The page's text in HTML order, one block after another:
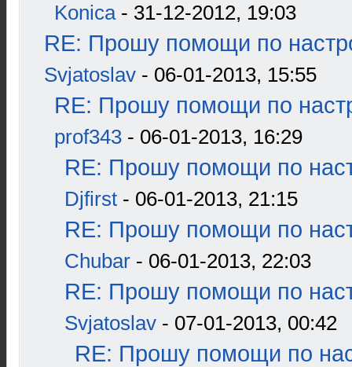
Konica- 31-12-2012, 19:03
RE: Прошу помощи по
Svjatoslav - 06-01-2013, 15:55
RE: Прошу помощи по
prof343 - 06-01-2013, 16:29
RE: Прошу помощи по
Djfirst - 06-01-2013, 21:15
RE: Прошу помощи по
Chubar - 06-01-2013, 22:03
RE: Прошу помощи по
Svjatoslav - 07-01-2013, 00:42
RE: Прошу помощи по